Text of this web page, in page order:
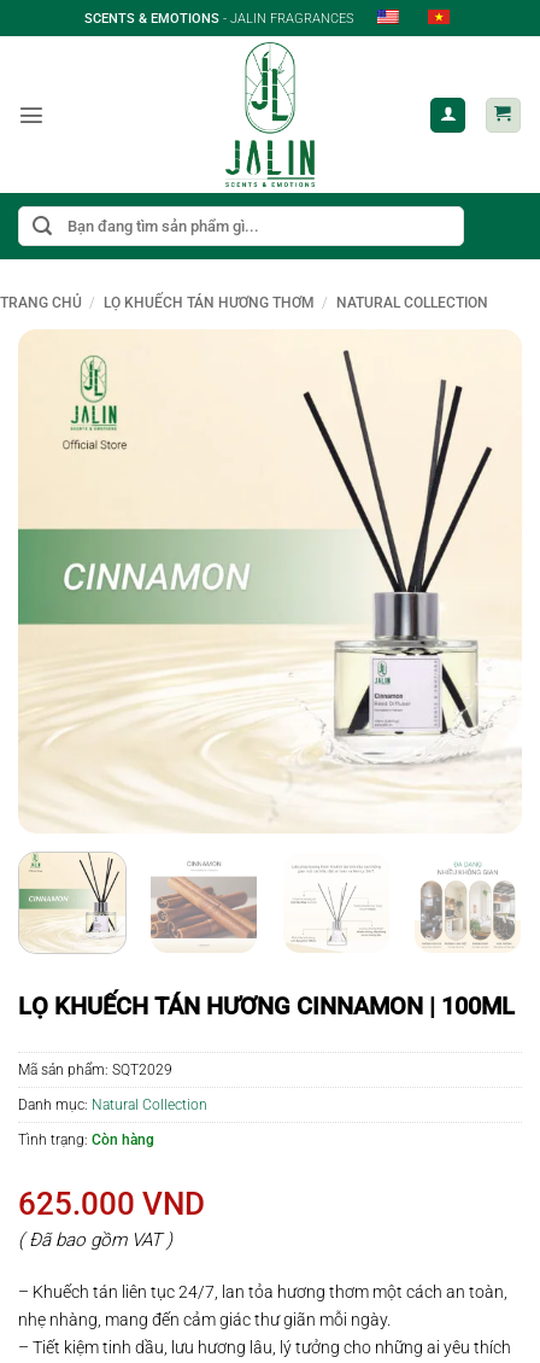
qua
SCENTS & EMOTIONS - JALIN FRAGRANCES
Tìm
kiếm:
TRANG CHỦ / LỌ KHUẾCH TÁN HƯƠNG THƠM / NATURAL COLLECTION
LỌ KHUẾCH TÁN HƯƠNG CINNAMON | 100ML
Mã sản phẩm: SQT2029
Danh mục: Natural Collection
Tình trạng: Còn hàng
625.000 VND
( Đã bao gồm VAT )
– Khuếch tán liên tục 24/7, lan tỏa hương thơm một cách an toàn,
nhẹ nhàng, mang đến cảm giác thư giãn mỗi ngày.
– Tiết kiệm tinh dầu, lưu hương lâu, lý tưởng cho những ai yêu thích